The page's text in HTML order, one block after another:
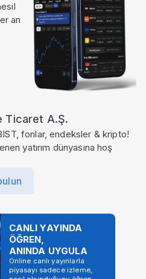
an
Ticaret A.Ş.
fonlar, endeksler & kripto!
yatırım dünyasına hoş
CANLI YAYINDA
ÖĞREN,
ANINDA UYGULA
Online canlı yayınlarla
piyasayı sadece izleme,